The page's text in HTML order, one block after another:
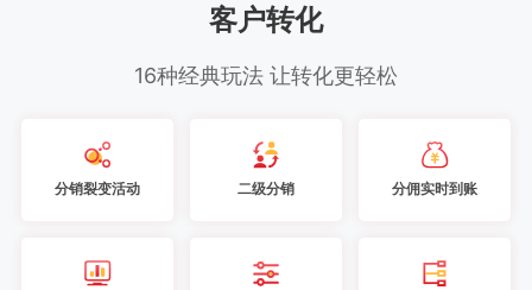
客户转化
16种经典玩法 让转化更轻松
分销裂变活动 二级分销 分佣实时到账